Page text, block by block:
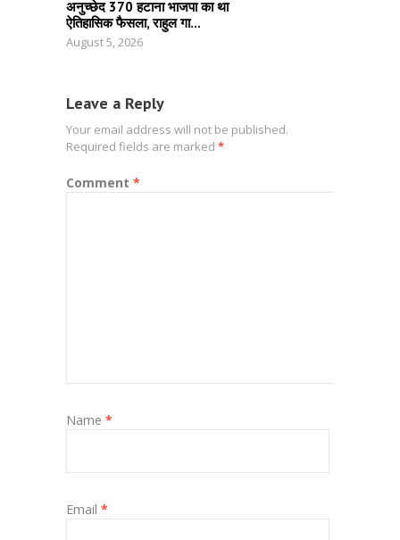
अनुच्छेद 370 हटाना भाजपा का था
ऐतिहासिक फैसला, राहुल गा...
August 5, 2026
Leave a Reply
Your email address will not be published.
Required fields are marked *
Comment *
Name *
Email *